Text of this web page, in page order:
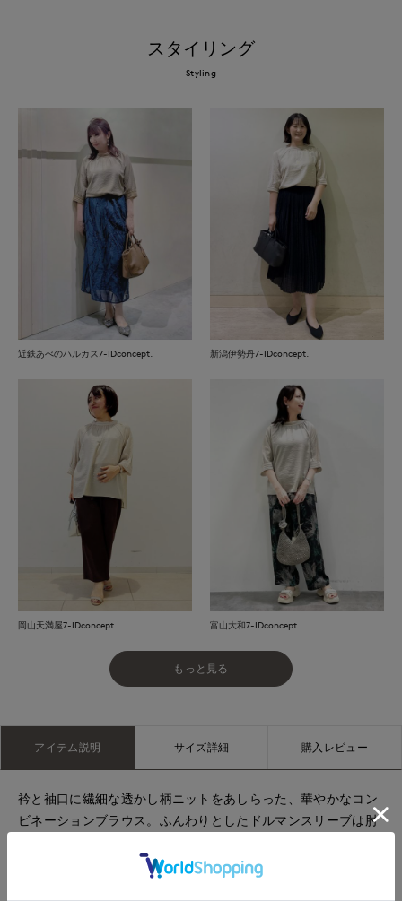
スタイリング
Styling
近鉄あべのハルカス7-IDconcept. 新潟伊勢丹7-IDconcept.
岡山天満屋7-IDconcept. 富山大和7-IDconcept.
もっと見る
アイテム説明 サイズ詳細 購入レビュー
衿と袖口に繊細な透かし柄ニットをあしらった、華やかなコン
ビネーションブラウス。ふんわりとしたドルマンスリーブは肘
す。前後差をつけた着丈が軽やかな抜け感を演出。後ろボタン